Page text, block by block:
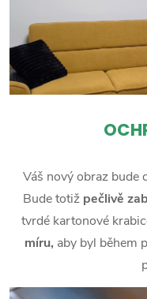
Váš nový obraz bude
Bude totiž pečlivě
tvrdé kartonové
míru, aby byl během